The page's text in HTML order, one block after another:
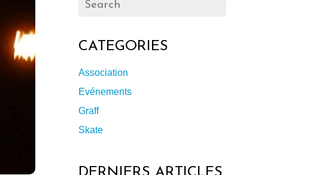
CATEGORIES
Association
Evénements
Graff
Skate